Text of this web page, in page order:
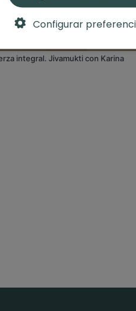
integral. Jivamukti con Karina
Configurar